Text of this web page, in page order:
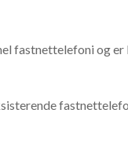
og er